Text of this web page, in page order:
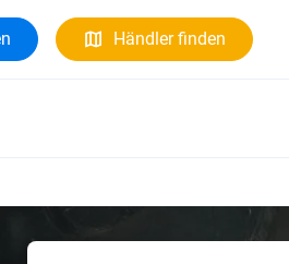
Händler finden